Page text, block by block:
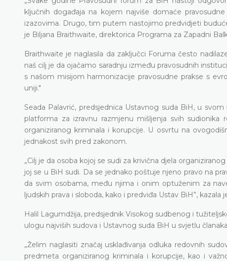
ključnih događaja na kojem najviše domaće
izazovima. Drugo, tim putem nastojimo predvidjeti
je Biljana Braithwaite, direktorica Programa za Zapadni
Braithwaite je naglasila da zaključci Foruma često
naš cilj je da ojačamo saradnju između pravosudnih
s našom misijom harmonizacije pravosudne prakse s
uniji."
Seada Palavrić, predsjednica Ustavnog suda BiH, u
platforma za izravnu razmjenu mišljenja svih sudionika
organiziranog kriminala i korupcije. U osvrtu na
jednakost svih pred zakonom.
„Cilj je da osoba kojoj se sudi za krivična djela
joj se u BiH sudi. Da se jednako poštuje njeno pravo na
da svim osobama, među njima i onim optuženim za
ljudskih prava i sloboda, kako i predviđa Ustav BiH”, kazala
Halil Lagumdžija, predsjednik Visokog sudbenog i
ulogu najviših sudova i Ustavnog suda BiH u svjetlu
„Želim naglasiti značaj usklađivanja odluka redovnih
predmeta organiziranog kriminala i korupcije, kao i